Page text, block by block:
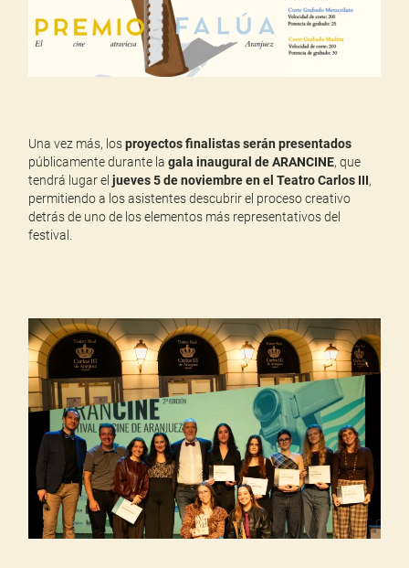
Una vez más, losproyectos finalistas serán presentados
públicamente durante lagala inaugural de ARANCINE, que
tendrá lugar el jueves 5 de noviembre en el Teatro Carlos III,
permitiendo a los asistentes descubrir el proceso creativo
detrás de uno de los elementos más representativos del
festival.